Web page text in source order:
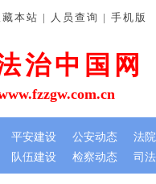
治中国网
队伍建设 检察动态 司
本站 | 人员查询 | 手机版
平安建设 公安动态 法